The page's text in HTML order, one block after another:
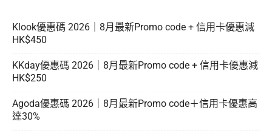
Klook優惠碼 2026｜8月最新Promo code + 信用卡優惠減
HK$450
KKday優惠碼 2026｜8月最新Promo code + 信用卡優惠減
HK$250
Agoda優惠碼 2026｜8月最新Promo code＋信用卡優惠高
達30%